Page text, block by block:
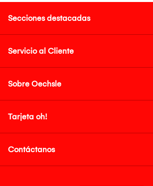
Secciones destacadas
Servicio al Cliente
Sobre Oechsle
Tarjeta oh!
Contáctanos